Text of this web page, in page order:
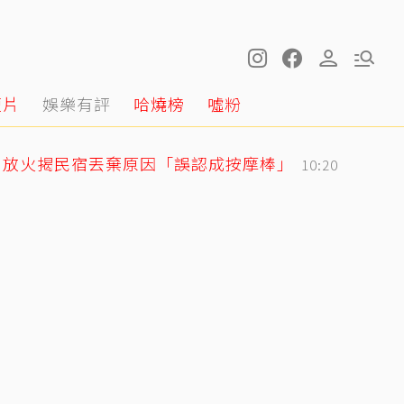
娛樂有評 哈燒榜 噓粉
火揭民宿丟棄原因「誤認成按摩棒」 10:20